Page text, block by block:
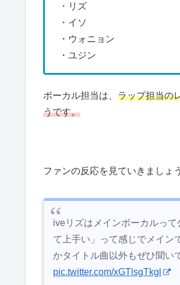
・リズ
・イソ
・ウォニョン
・ユジン
ボーカル担当は、 ラップ担当の
うです。
ファンの反応を見ていきましょう
iveリズはメインボーカルっ
て上手い」って感じでメイン
かタイトル曲以外もぜひ聞い
pic.twitter.com/xGTlsgTkgl